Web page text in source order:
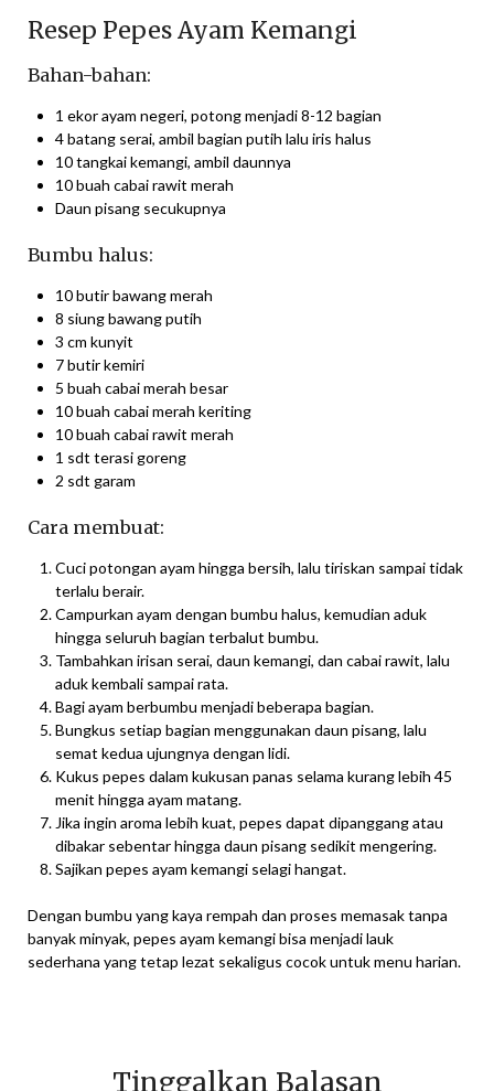
Resep Pepes Ayam Kemangi
Bahan-bahan:
1 ekor ayam negeri, potong menjadi 8-12 bagian
4 batang serai, ambil bagian putih lalu iris halus
10 tangkai kemangi, ambil daunnya
10 buah cabai rawit merah
Daun pisang secukupnya
Bumbu halus:
10 butir bawang merah
8 siung bawang putih
3 cm kunyit
7 butir kemiri
5 buah cabai merah besar
10 buah cabai merah keriting
10 buah cabai rawit merah
1 sdt terasi goreng
2 sdt garam
Cara membuat:
Cuci potongan ayam hingga bersih, lalu tiriskan sampai tidak
terlalu berair.
Campurkan ayam dengan bumbu halus, kemudian aduk
hingga seluruh bagian terbalut bumbu.
Tambahkan irisan serai, daun kemangi, dan cabai rawit, lalu
aduk kembali sampai rata.
Bagi ayam berbumbu menjadi beberapa bagian.
Bungkus setiap bagian menggunakan daun pisang, lalu
semat kedua ujungnya dengan lidi.
Kukus pepes dalam kukusan panas selama kurang lebih 45
menit hingga ayam matang.
Jika ingin aroma lebih kuat, pepes dapat dipanggang atau
dibakar sebentar hingga daun pisang sedikit mengering.
Sajikan pepes ayam kemangi selagi hangat.
Dengan bumbu yang kaya rempah dan proses memasak tanpa
banyak minyak, pepes ayam kemangi bisa menjadi lauk
sederhana yang tetap lezat sekaligus cocok untuk menu harian.
Tinggalkan Balasan